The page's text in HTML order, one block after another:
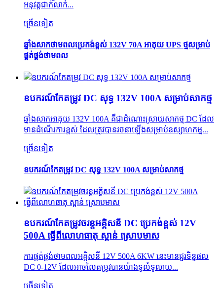
អនុវត្តជាក់លាក់...
ច្រើនទៀត
ឆ្នាំងសាក​ថាមពល​ប្រេកង់​ខ្ពស់ 132V 70A អាគុយ UPS ថ្ម​សម្រាប់​
ផ្គត់ផ្គង់​ថាមពល
ឧបករណ៍កែតម្រូវ DC សុទ្ធ 132V 100A សម្រាប់សាកថ្ម
ឆ្នាំងសាកអាគុយ 132V 100A គឺជាដំណោះស្រាយសាកថ្ម DC ដែល
មានដំណើរការខ្ពស់ ដែលត្រូវបានរចនាឡើងសម្រាប់ឧស្សាហកម្ម...
ច្រើនទៀត
ឧបករណ៍កែតម្រូវ DC សុទ្ធ 132V 100A សម្រាប់សាកថ្ម
ឧបករណ៍កែតម្រូវចរន្តអគ្គិសនី DC ប្រេកង់ខ្ពស់ 12V
500A ធ្វើពីលោហធាតុ ស្ពាន់ ស្រោបមាស
ការផ្គត់ផ្គង់ថាមពលអគ្គិសនី 12V 500A 6KW នេះមានជួរទិន្នផល
DC 0-12V ដែលអាចលៃតម្រូវបានយ៉ាងទូលំទូលាយ...
ច្រើនទៀត